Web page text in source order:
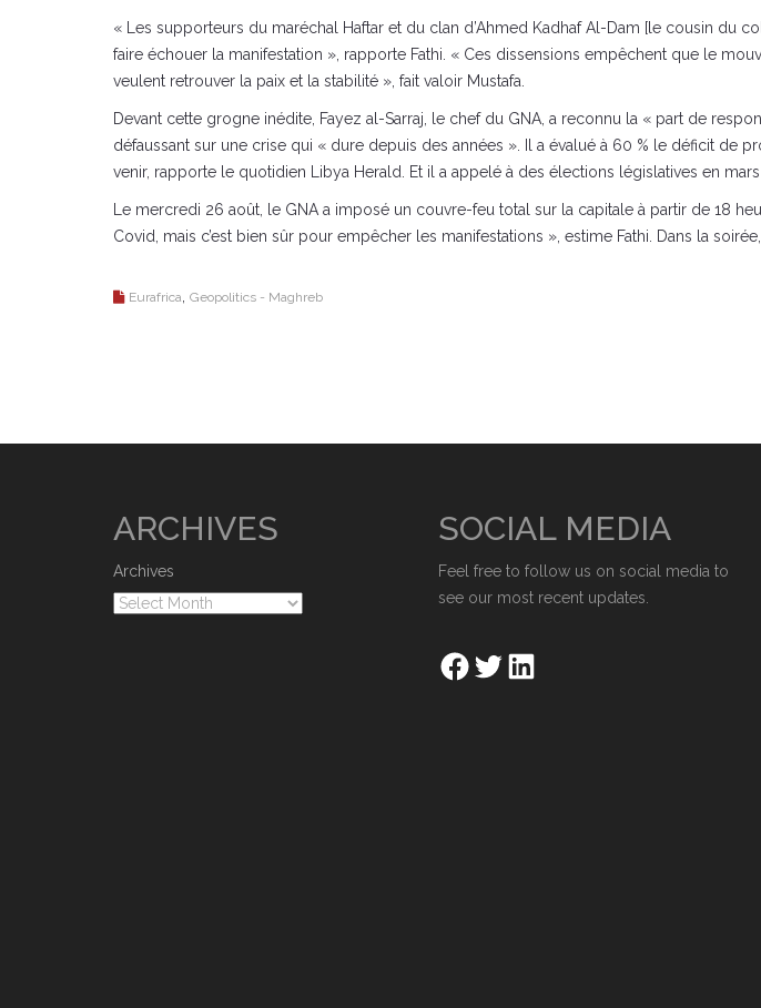
« Les supporteurs du maréchal Haftar et du clan d’Ahmed Kadhaf Al-Dam [le cousin du
faire échouer la manifestation », rapporte Fathi. « Ces dissensions empêchent que le
veulent retrouver la paix et la stabilité », fait valoir Mustafa.
Devant cette grogne inédite, Fayez al-Sarraj, le chef du GNA, a reconnu la « part de
défaussant sur une crise qui « dure depuis des années ». Il a évalué à 60 % le déficit de
venir, rapporte le quotidien Libya Herald. Et il a appelé à des élections législatives en
Le mercredi 26 août, le GNA a imposé un couvre-feu total sur la capitale à partir de 18
Covid, mais c’est bien sûr pour empêcher les manifestations », estime Fathi. Dans la
Eurafrica Geopolitics - Maghreb
ARCHIVES
Archives
SOCIAL MEDIA
Feel free to follow us on social media to
see our most recent updates.